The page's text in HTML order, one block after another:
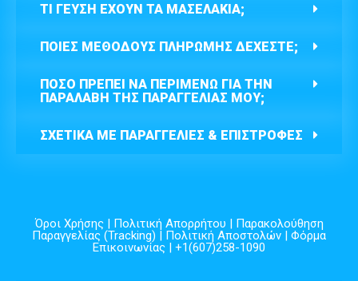
ΤΙ ΓΕΎΣΗ ΈΧΟΥΝ ΤΑ ΜΑΣΕΛΆΚΙΑ;
ΠΟΙΕΣ ΜΕΘΌΔΟΥΣ ΠΛΗΡΩΜΉΣ ΔΈΧΕΣΤΕ;
ΠΌΣΟ ΠΡΈΠΕΙ ΝΑ ΠΕΡΙΜΈΝΩ ΓΙΑ ΤΗΝ
ΠΑΡΑΛΑΒΉ ΤΗΣ ΠΑΡΑΓΓΕΛΊΑΣ ΜΟΥ;
ΣΧΕΤΙΚΆ ΜΕ ΠΑΡΑΓΓΕΛΊΕΣ & ΕΠΙΣΤΡΟΦΈΣ
Όροι Χρήσης| Πολιτική Απορρήτου | Παρακολούθηση
Παραγγελίας (Tracking) | Πολιτική Αποστολών | Φόρμα
Επικοινωνίας | +1(607)258-1090